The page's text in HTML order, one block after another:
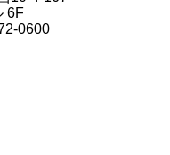
6F
0600